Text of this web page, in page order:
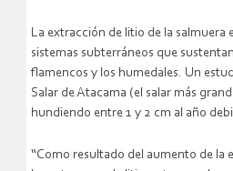
La extracción de litio de la salmuera
sistemas subterráneos que
flamencos y los humedales. Un
Salar de Atacama (el salar más
hundiendo entre 1 y 2 cm al año
“Como resultado del aumento de la